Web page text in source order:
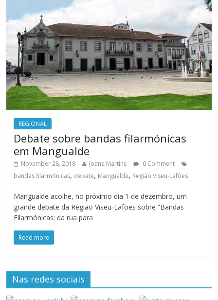
REGIONAL
Debate sobre bandas filarmónicas
em Mangualde
November 28, 2018 Joana Martins
0 Comment
bandas filarmónicas, debate, Mangualde, Região Viseu-Lafões
Mangualde acolhe, no próximo dia 1 de dezembro, um
grande debate da Região Viseu-Lafões sobre “Bandas
Filarmónicas: da rua para
Read more
Nas redes sociais